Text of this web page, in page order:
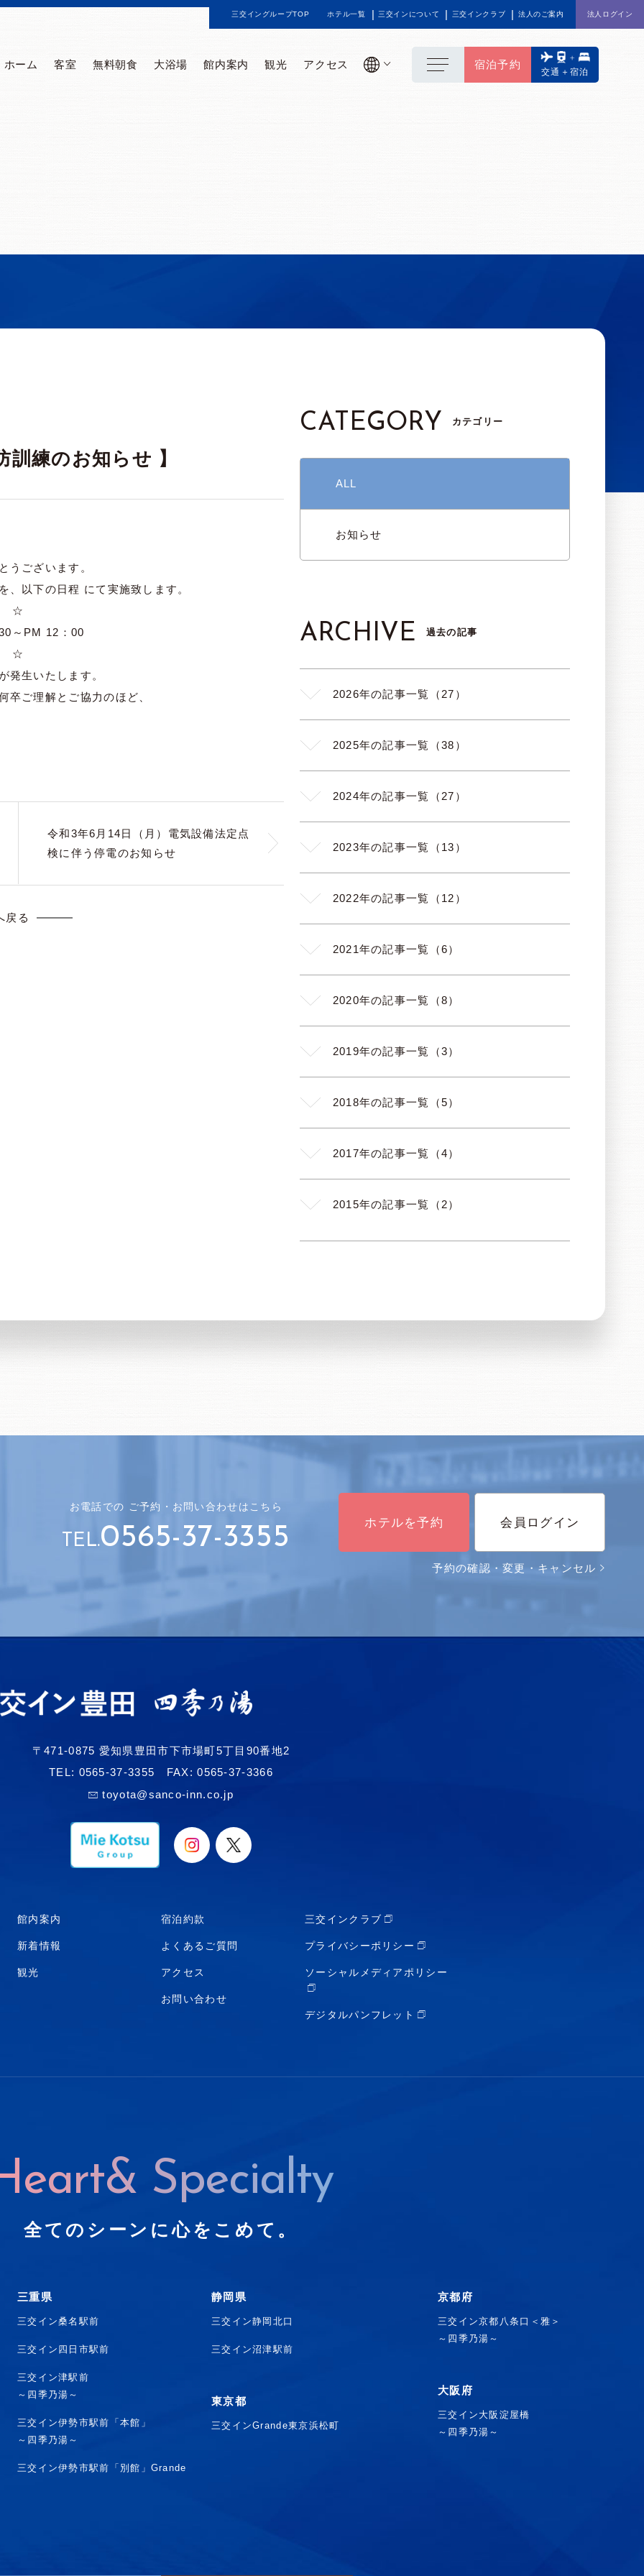
三交イングループTOP ホテル一覧 三交インについて 三交インクラブ 法人のご案内 法人ログイン
ホーム 客室 無料朝食 大浴場 館内案内 観光 アクセス
交通＋宿泊
宿泊予約
訓練のお知らせ 】
うございます。
、以下の日程 にて実施致します。
☆
～PM 12：00
☆
発生いたします。
卒ご理解とご協力のほど、
令和3年6月14日（月）電気設備法定点
検に伴う停電のお知らせ
戻る
CATEGORY カテゴリー
ALL
お知らせ
ARCHIVE 過去の記事
2026年の記事一覧（27）
2025年の記事一覧（38）
2024年の記事一覧（27）
2023年の記事一覧（13）
2022年の記事一覧（12）
2021年の記事一覧（6）
2020年の記事一覧（8）
2019年の記事一覧（3）
2018年の記事一覧（5）
2017年の記事一覧（4）
2015年の記事一覧（2）
お電話での ご予約・ お問い合わせはこちら
TEL.0565-37-3355 ホテルを予約 会員ログイン
予約の確認・変更・キャンセル
〒471-0875 愛知県豊田市下市場町5丁目90番地2
TEL: 0565-37-3355
FAX: 0565-37-3366
toyota@sanco-inn.co.jp
館内案内
新着情報
観光
宿泊約款
よくあるご質問
アクセス
お問い合わせ
三交インクラブ
プライバシーポリシー
ソーシャルメディアポリシー
デジタルパンフレット
Specialty
全てのシーンに心をこめて。
三重県
三交イン桑名駅前
三交イン四日市駅前
三交イン津駅前
～四季乃湯～
三交イン伊勢市駅前「本館」
～四季乃湯～
三交イン伊勢市駅前「別館」Grande
静岡県
三交イン静岡北口
三交イン沼津駅前
東京都
三交インGrande東京浜松町
京都府
三交イン京都八条口＜雅＞
～四季乃湯～
大阪府
三交イン大阪淀屋橋
～四季乃湯～